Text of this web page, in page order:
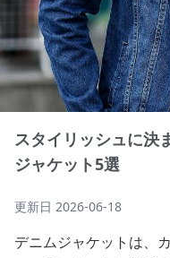
スタイリッシュに決
ジャケット5選
更新日 2026-06-18
デニムジャケットは、